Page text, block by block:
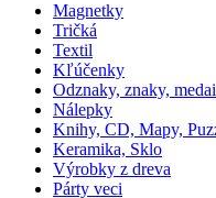
Magnetky
Tričká
Textil
Kľúčenky
Odznaky, znaky,
Nálepky
Knihy, CD, Mapy,
Keramika, Sklo
Výrobky z dreva
Párty veci